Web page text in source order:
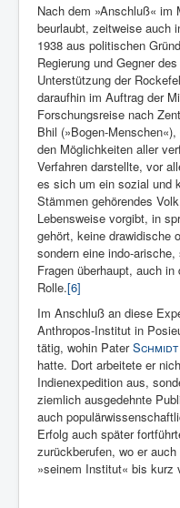
Nach dem »Anschluß« im
beurlaubt, zeitweise auch
1938 aus politischen
Regierung und Gegner
Unterstützung der
daraufhin im Auftrag der
Forschungsreise nach
Bhil (»Bogen-
den Möglichkeiten aller
Verfahren darstellte, vor
es sich um ein sozial und
Stämmen gehörendes
Lebensweise vorgibt, in
gehört, keine drawidische
sondern eine indo-
Fragen überhaupt, auch
Rolle.[6]
Im Anschluß an diese
Anthropos-Institut in
tätig, wohin PaterSchmidt
hatte. Dort arbeitete er
Indienexpedition aus,
ziemlich ausgedehnte
auch
Erfolg auch später
zurückberufen, wo er
»seinem Institut« bis kurz